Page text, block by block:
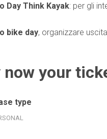
Day Think Kayak: per gli
bike day, organizzare
now your
type